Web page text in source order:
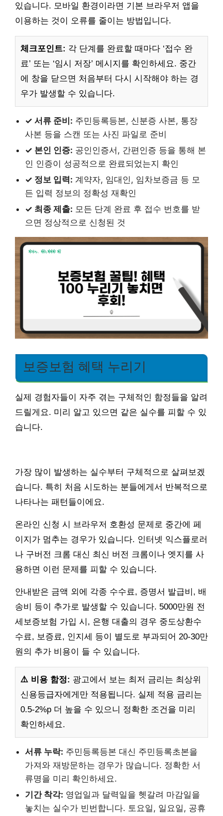
있습니다. 모바일 환경이라면 기본 브라우저 앱을
이용하는 것이 오류를 줄이는 방법입니다.
체크포인트: 각 단계를 완료할 때마다 ‘접수 완
료’ 또는 ‘임시 저장’ 메시지를 확인하세요. 중간
에 창을 닫으면 처음부터 다시 시작해야 하는 경
우가 발생할 수 있습니다.
✓ 서류 준비: 주민등록등본, 신분증 사본, 통장
사본 등을 스캔 또는 사진 파일로 준비
✓ 본인 인증: 공인인증서, 간편인증 등을 통해 본
인 인증이 성공적으로 완료되었는지 확인
✓ 정보 입력: 계약자, 임대인, 임차보증금 등 모
든 입력 정보의 정확성 재확인
✓ 최종 제출: 모든 단계 완료 후 접수 번호를 받
으면 정상적으로 신청된 것
보증보험 혜택 누리기
실제 경험자들이 자주 겪는 구체적인 함정들을 알려
드릴게요. 미리 알고 있으면 같은 실수를 피할 수 있
습니다.
가장 많이 발생하는 실수부터 구체적으로 살펴보겠
습니다. 특히 처음 시도하는 분들에게서 반복적으로
나타나는 패턴들이에요.
온라인 신청 시 브라우저 호환성 문제로 중간에 페
이지가 멈추는 경우가 있습니다. 인터넷 익스플로러
나 구버전 크롬 대신 최신 버전 크롬이나 엣지를 사
용하면 이런 문제를 피할 수 있습니다.
안내받은 금액 외에 각종 수수료, 증명서 발급비, 배
송비 등이 추가로 발생할 수 있습니다. 5000만원 전
세보증보험 가입 시, 은행 대출의 경우 중도상환수
수료, 보증료, 인지세 등이 별도로 부과되어 20-30만
원의 추가 비용이 들 수 있습니다.
⚠️ 비용 함정: 광고에서 보는 최저 금리는 최상위
신용등급자에게만 적용됩니다. 실제 적용 금리는
0.5-2%p 더 높을 수 있으니 정확한 조건을 미리
확인하세요.
서류 누락: 주민등록등본 대신 주민등록초본을
가져와 재방문하는 경우가 많습니다. 정확한 서
류명을 미리 확인하세요.
기간 착각: 영업일과 달력일을 헷갈려 마감일을
놓치는 실수가 빈번합니다. 토요일, 일요일, 공휴